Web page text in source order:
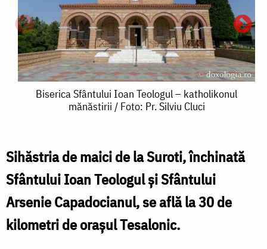
Biserica
Teologul
–
katholikonul
mănăstirii
Biserica Sfântului Ioan Teologul – katholikonul
mănăstirii / Foto: Pr. Silviu Cluci
Sihăstria de maici de la Suroti, închinată
Sfântului Ioan Teologul şi Sfântului
Arsenie Capadocianul, se află la 30 de
kilometri de oraşul Tesalonic.